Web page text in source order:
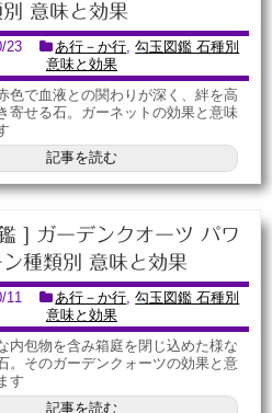
意味と効果
23 あ行－か行,勾玉図鑑 石種別
意味と効果
色で血液との関わりが深く、絆を高
寄せる石。ガーネットの効果と意味
記事を読む
] ガーデンクオーツ パワ
種類別 意味と効果
11 あ行－か行,勾玉図鑑 石種別
意味と効果
内包物を含み箱庭を閉じ込めた様な
。そのガーデンクォーツの効果と意
す
記事を読む